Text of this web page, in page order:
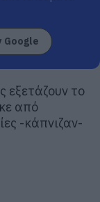
Google
εξετάζουν το
από
-κάπνιζαν-